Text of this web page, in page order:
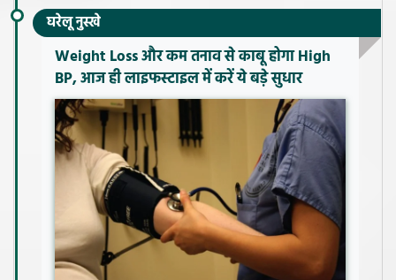
घरेलू नुस्खे
Weight Loss और कम तनाव से काबू होगा High
BP, आज ही लाइफस्टाइल में करें ये बड़े सुधार